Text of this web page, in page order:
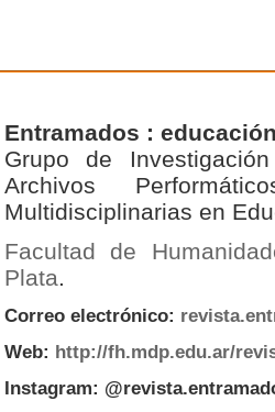
Entramados :
Grupo de
Archivos
Multidisciplinarias en
Facultad de
Plata.
Correo electrónico:
Web: http://fh.mdp.edu.ar/
Instagram: